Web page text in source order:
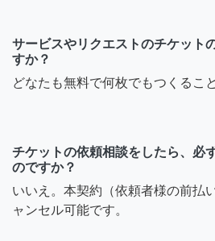
サービスやリクエストのチケット
すか？
どなたも無料で何枚でもつくるこ
チケットの依頼相談をしたら、必
のですか？
いいえ。本契約（依頼者様の前払
ャンセル可能です。